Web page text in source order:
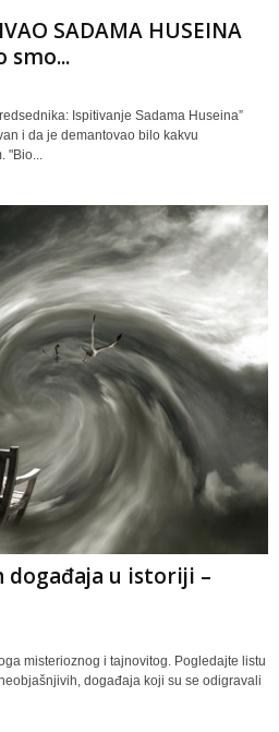
SADAMA HUSEINA
smo...
Ispitivanje Sadama Huseina”
i da je demantovao bilo kakvu
"Bio...
u istoriji –
misterioznog i tajnovitog. Pogledajte listu
događaja koji su se odigravali